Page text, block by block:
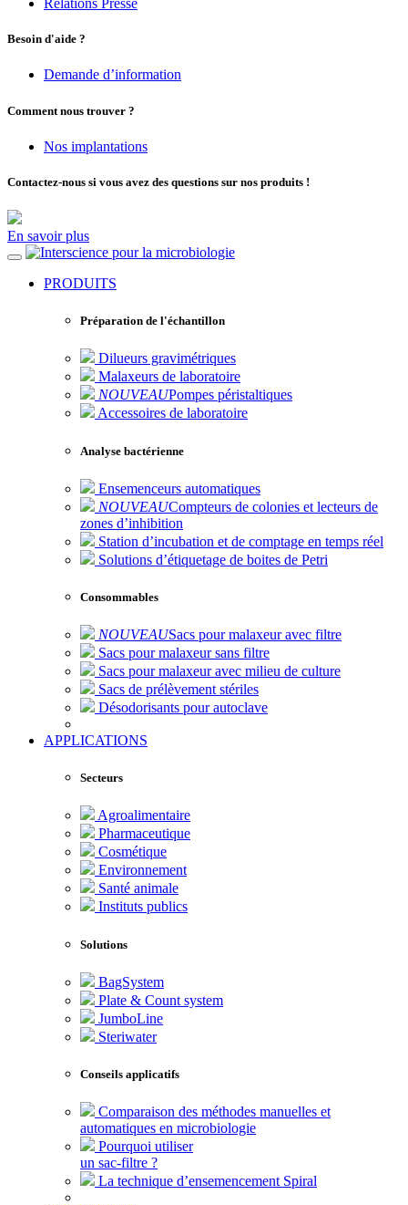
Relations Presse
Besoin d'aide ?
Demande d’information
Comment nous trouver ?
Nos implantations
Contactez-nous si vous avez des questions sur nos produits !
En savoir plus
pour la microbiologie
PRODUITS
Préparation de l'échantillon
Dilueurs gravimétriques
Malaxeurs de laboratoire
NOUVEAUPompes péristaltiques
Accessoires de laboratoire
Analyse bactérienne
Ensemenceurs automatiques
NOUVEAUCompteurs de colonies et lecteurs de
zones d’inhibition
Station d’incubation et de comptage en temps réel
Solutions d’étiquetage de boites de Petri
Consommables
NOUVEAUSacs pour malaxeur avec filtre
Sacs pour malaxeur sans filtre
Sacs pour malaxeur avec milieu de culture
Sacs de prélèvement stériles
Désodorisants pour autoclave
APPLICATIONS
Secteurs
Agroalimentaire
Pharmaceutique
Cosmétique
Environnement
Santé animale
Instituts publics
Solutions
BagSystem
Plate & Count system
JumboLine
Steriwater
Conseils applicatifs
Comparaison des méthodes manuelles et
automatiques en microbiologie
Pourquoi utiliser
un sac-filtre ?
La technique d’ensemencement Spiral